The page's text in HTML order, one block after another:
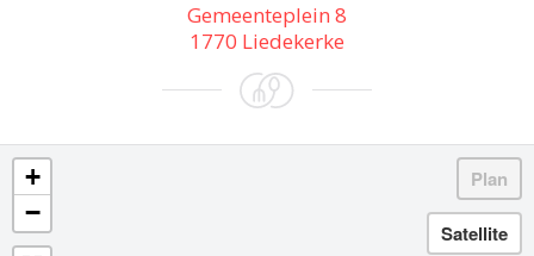
Gemeenteplein 8
1770 Liedekerke
+
−